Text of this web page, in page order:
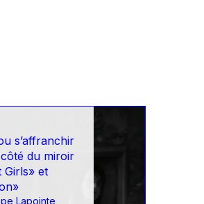
s’affranchir
du miroir
Girls» et
Lapointe